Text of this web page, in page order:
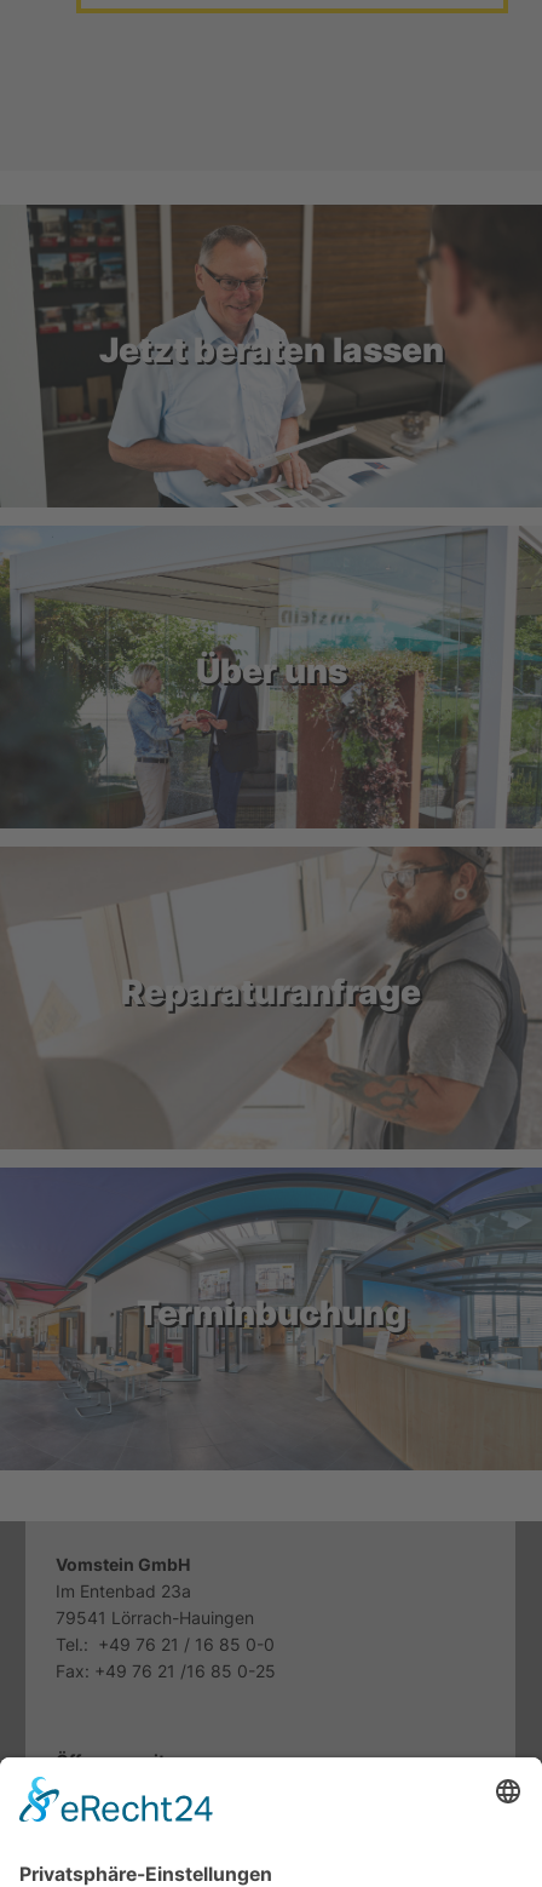
Jetzt beraten lassen
Über uns
Reparaturanfrage
Terminbuchung
Vomstein GmbH
Im Entenbad 23a
79541 Lörrach-Hauingen
Tel.: +49 76 21 / 16 85 0-0
Fax: +49 76 21 /16 85 0-25
Öffnungszeiten
Mo. bis Fr.:
07.30 - 12.00 Uhr
Sa: